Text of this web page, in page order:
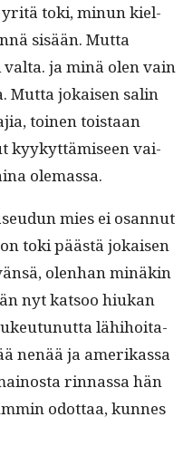
toki, min­un kiel­
sisään. Mut­ta
ja minä olen vain
jokaisen salin
toinen tois­taan
kyykyt­tämiseen vai­
olemassa.
mies ei osan­nut
toki päästä jokaisen
olen­han minäkin
nyt kat­soo hiukan
lähi­hoita­
nenää ja amerikas­sa
rin­nas­sa hän
odot­taa, kunnes